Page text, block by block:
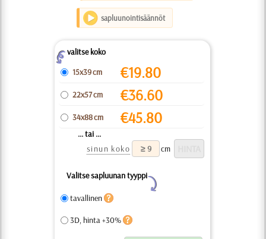
sapluunointisäännöt
Zvalitse koko
15x39 cm
€19.80
22x57 cm €36.60
34x88 cm €45.80
... tai ...
sinun koko
cm
Valitse sapluunan tyyppi
Y
tavallinen
3D, hinta +30%